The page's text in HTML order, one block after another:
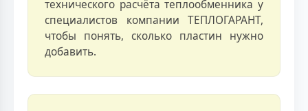
технического расчёта теплообменника у
специалистов компании ТЕПЛОГАРАНТ,
чтобы понять, сколько пластин нужно
добавить.